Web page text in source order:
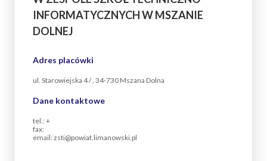
INFORMATYCZNYCH W MSZANIE
DOLNEJ
Adres placówki
ul. Starowiejska 4 / , 34-730 Mszana Dolna
Dane kontaktowe
tel.: +
fax:
email: zsti@powiat.limanowski.pl